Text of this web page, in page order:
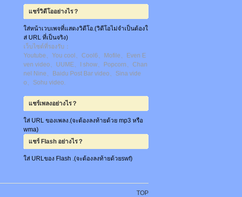
แชร์วิดีโออย่างไร？
ใส่หน้าเวบเพจที่แสดงวิดีโอ.(วิดีโอไม่จำเป็นต้องใ
ส่ URL ที่เป็นจริง)
เว็บไซต์ที่รองรับ：
Youtube、You cool、Cool6、Mofile、Even E
ven video、UUME、I show、Popcorn、Chan
nel Nine、Baidu Post Bar video、Sina vide
o、Sohu video.
แชร์เพลงอย่างไร？
ใส่ URL ของเพลง.(จะต้องลงท้ายด้วย mp3 หรือ
wma)
แชร์ Flash อย่างไร？
ใส่ URLของ Flash .(จะต้องลงท้ายด้วยswf)
TOP